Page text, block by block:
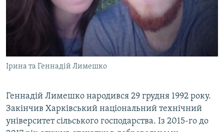
Ірина та Геннадій Лимешко
Геннадій Лимешко народився 29 грудня 1992 року.
Закінчив Харківський національний технічний
університет сільського господарства. Із 2015-го до